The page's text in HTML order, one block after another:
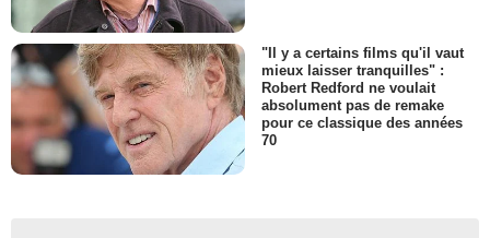
"Il y a certains films qu'il vaut
mieux laisser tranquilles" :
Robert Redford ne voulait
absolument pas de remake
pour ce classique des années
70